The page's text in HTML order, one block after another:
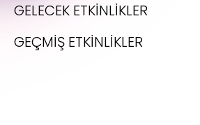
GELECEK ETKİNLİKLER
GEÇMİŞ ETKİNLİKLER